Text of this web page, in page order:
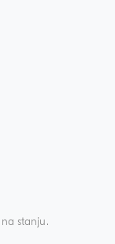
stanju.